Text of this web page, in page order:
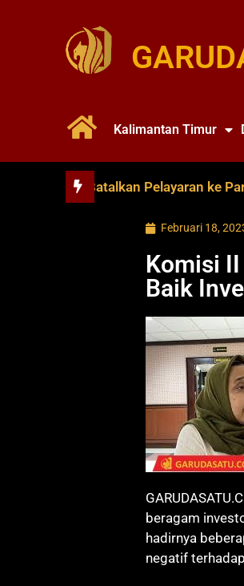
Kalimantan Timur
Soya Batalkan Pelayaran ke
Februari 18,
Komisi
Baik
beragam
hadirnya
negatif